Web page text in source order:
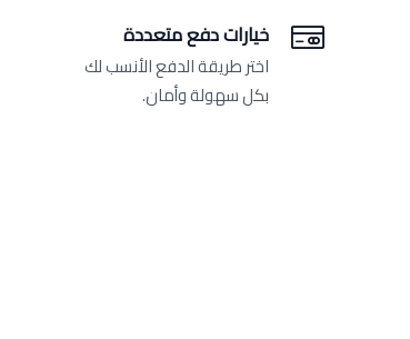
خيارات دفع متعددة
اختر طريقة الدفع الأنسب لك
بكل سهولة وأمان.